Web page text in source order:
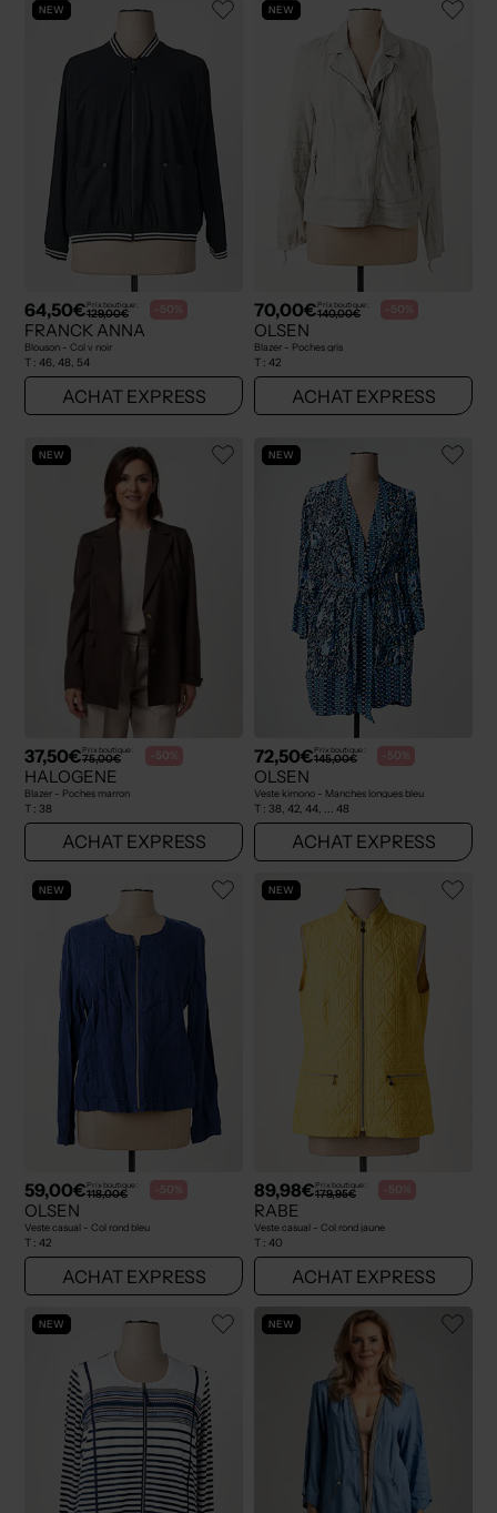
NEW
64,50€Prix boutique :
129,00€ -50%
FRANCK ANNA
Blouson - Col v noir
T : 46, 48, 54
ACHAT EXPRESS
NEW
70,00€Prix boutique :
140,00€ -50%
OLSEN
Blazer - Poches gris
T : 42
ACHAT EXPRESS
NEW
37,50€Prix boutique :
75,00€ -50%
HALOGENE
Blazer - Poches marron
T : 38
ACHAT EXPRESS
NEW
72,50€Prix boutique :
145,00€ -50%
OLSEN
Veste kimono - Manches longues bleu
T : 38, 42, 44, ... 48
ACHAT EXPRESS
NEW
59,00€Prix boutique :
118,00€ -50%
OLSEN
Veste casual - Col rond bleu
T : 42
ACHAT EXPRESS
NEW
89,98€Prix boutique :
179,95€ -50%
RABE
Veste casual - Col rond jaune
T : 40
ACHAT EXPRESS
NEW NEW